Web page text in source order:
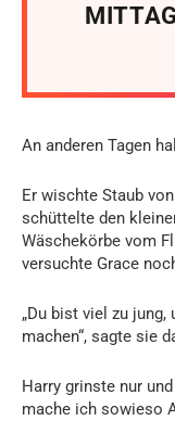
An anderen Tagen
Er wischte Staub
schüttelte den
Wäschekörbe vom
versuchte Grace
„Du bist viel zu
machen“, sagte sie
Harry grinste nur
mache ich sowieso